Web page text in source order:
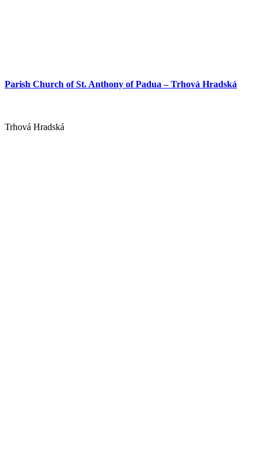
Parish Church of St. Anthony of Padua – Trhová Hradská
Trhová Hradská